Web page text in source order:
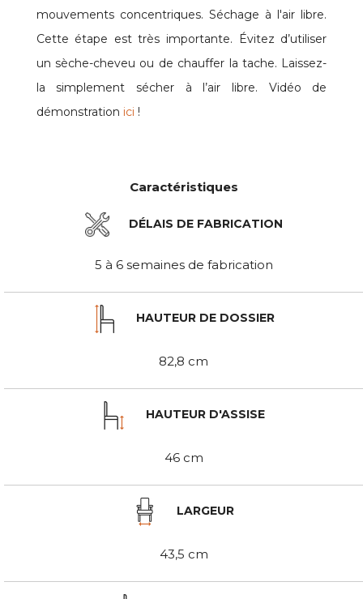
mouvements concentriques. Séchage à l'air libre.
Cette étape est très importante. Évitez d’utiliser
un sèche-cheveu ou de chauffer la tache. Laissez-
la simplement sécher à l’air libre. Vidéo de
démonstration ici !
Caractéristiques
DÉLAIS DE FABRICATION
5 à 6 semaines de fabrication
HAUTEUR DE DOSSIER
82,8 cm
HAUTEUR D'ASSISE
46 cm
LARGEUR
43,5 cm